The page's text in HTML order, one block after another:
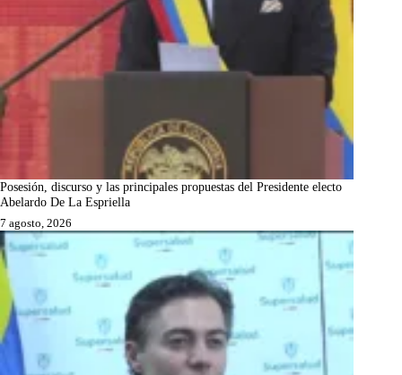
Posesión, discurso y las principales propuestas del Presidente electo
Abelardo De La Espriella
7 agosto, 2026